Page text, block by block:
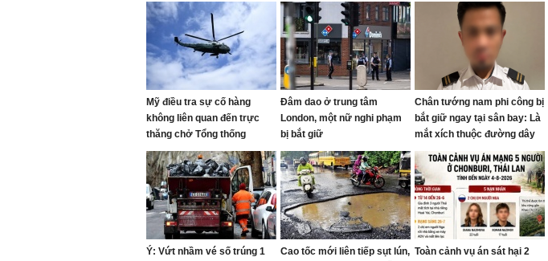
Mỹ điều tra sự cố hàng
không liên quan đến trực
thăng chở Tổng thống
Trump
Đâm dao ở trung tâm
London, một nữ nghi phạm
bị bắt giữ
Chân tướng nam phi công bị
bắt giữ ngay tại sân bay: Là
mắt xích thuộc đường dây
buôn bán ma túy quốc tế
Ý: Vứt nhầm vé số trúng 1
Cao tốc mới liên tiếp sụt lún, Toàn cảnh vụ án sát hại 2